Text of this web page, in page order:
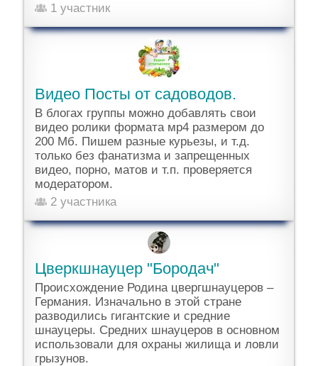
1 участник
Видео Посты от садоводов.
В блогах группы можно добавлять свои
видео ролики формата мр4 размером до
200 Мб. Пишем разные курьезы, и т.д.
только без фанатизма и запрещенных
видео, порно, матов и т.п. проверяется
модератором.
2 участника
Цверкшнауцер "Бородач"
Происхождение Родина цвергшнауцеров –
Германия. Изначально в этой стране
разводились гигантские и средние
шнауцеры. Средних шнауцеров в основном
использовали для охраны жилища и ловли
грызунов.